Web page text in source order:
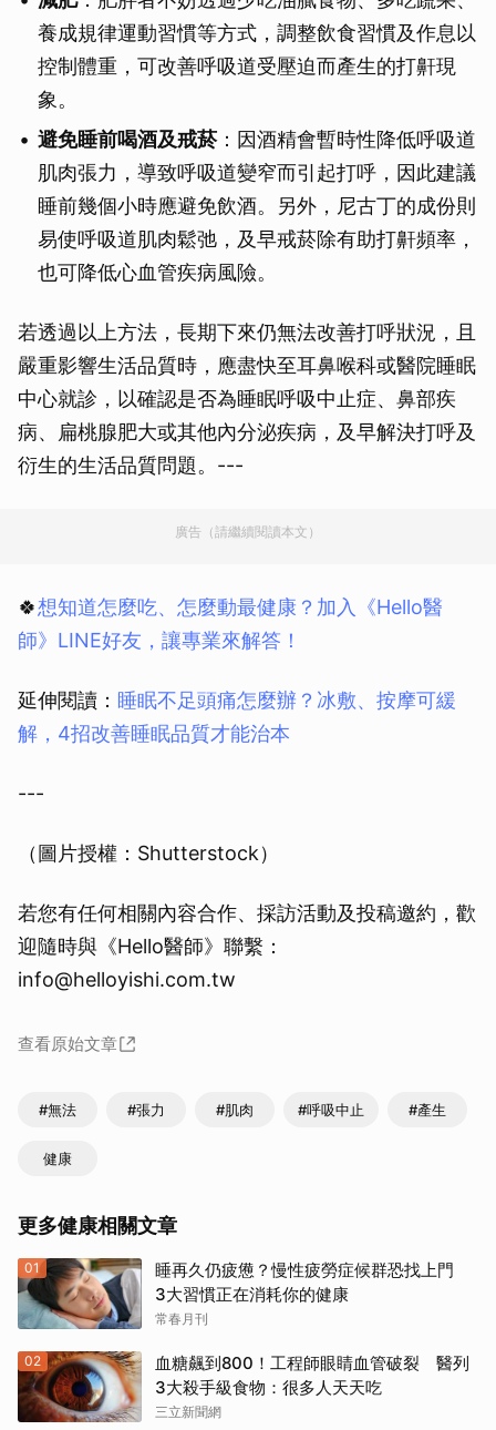
養成規律運動習慣等方式，調整飲食習慣及作息以
控制體重，可改善呼吸道受壓迫而產生的打鼾現
象。
避免睡前喝酒及戒菸：因酒精會暫時性降低呼吸道
肌肉張力，導致呼吸道變窄而引起打呼，因此建議
睡前幾個小時應避免飲酒。另外，尼古丁的成份則
易使呼吸道肌肉鬆弛，及早戒菸除有助打鼾頻率，
也可降低心血管疾病風險。
若透過以上方法，長期下來仍無法改善打呼狀況，且
嚴重影響生活品質時，應盡快至耳鼻喉科或醫院睡眠
中心就診，以確認是否為睡眠呼吸中止症、鼻部疾
病、扁桃腺肥大或其他內分泌疾病，及早解決打呼及
衍生的生活品質問題。---
廣告（請繼續閱讀本文）
🍀想知道怎麼吃、怎麼動最健康？加入《Hello醫
師》LINE好友，讓專業來解答！
延伸閱讀： 睡眠不足頭痛怎麼辦？冰敷、按摩可緩
解，4招改善睡眠品質才能治本
---
（圖片授權：Shutterstock）
若您有任何相關內容合作、採訪活動及投稿邀約，歡
迎隨時與《Hello醫師》聯繫：
info@helloyishi.com.tw
查看原始文章
#無法 #張力 #肌肉 #呼吸中止 #產生
健康
更多健康相關文章
01
睡再久仍疲憊？慢性疲勞症候群恐找上門
3大習慣正在消耗你的健康
常春月刊
02
血糖飆到800！工程師眼睛血管破裂 醫列
3大殺手級食物：很多人天天吃
三立新聞網